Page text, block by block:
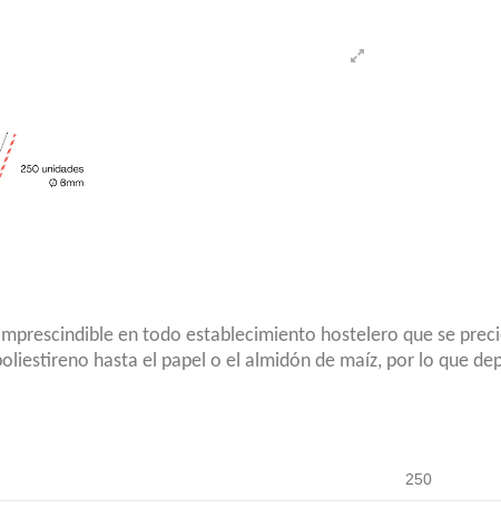
en todo establecimiento hostelero que se
hasta el papel o el almidón de maíz, por lo que
250